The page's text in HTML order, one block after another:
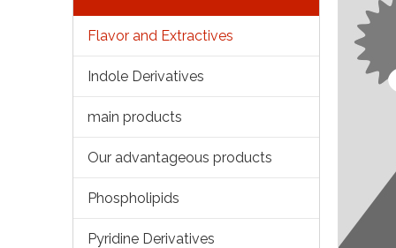
Flavor and Extractives
Indole Derivatives
main products
Our advantageous products
Phospholipids
Pyridine Derivatives